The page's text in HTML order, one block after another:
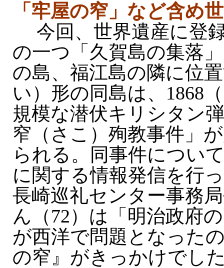
「牢屋の窄」など含め
今回、世界遺産に登
の一つ「久賀島の集落
の島、福江島の隣に位
い）形の同島は、1868
規模な潜伏キリシタン
窄（さこ）殉教事件」
られる。同事件につい
に関する情報発信を行
長崎巡礼センター事務
ん（72）は「明治政府
が西洋で問題となった
の窄』がきっかけでし